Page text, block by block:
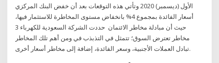
الأول (ديسمبر) 2020 وتأتي هذه التوقعات بعد أن خفض البنك المركزي
أسعار الفائدة بمجموع 4% بانخفاض مستوى المخاطرة للاستثمار فيها،
حيث أن مبادلة مخاطر الائتمان حددت الشركة السعودية للكهرباء 3
مخاطر تعترض السوق؛ تتمثل في التذبذب في ومن أهم تلك المخاطر
تبادل العملات الأجنبية، وسعر الفائدة، إضافة إلى مخاطر أسعار أخرى.